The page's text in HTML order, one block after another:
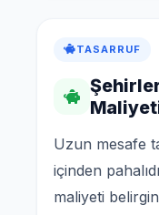
TASARRUF
Uzun mesafe
içinden
maliyeti